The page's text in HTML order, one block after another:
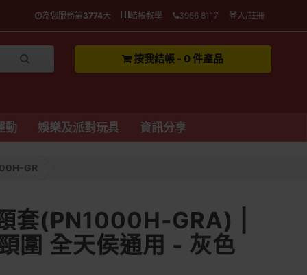
為您服務第3774天 結帳教學 3956 8117 登入/註冊
按我結帳 - 0 件產品
動 娛樂及派對玩具 資訊分享
GR
套(PN1000H-GRA) |
圍 全天侯通用 - 灰色